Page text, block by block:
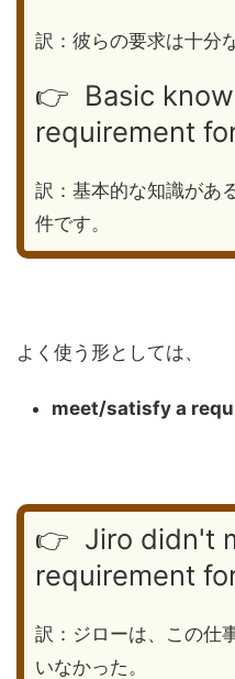
訳：彼らの要求は十分
👉 Basic
requirement
訳：基本的な知識があ
件です。
よく使う形としては、
meet/satisfy a
👉 Jiro didn't
requirement
訳：ジローは、この仕
いなかった。